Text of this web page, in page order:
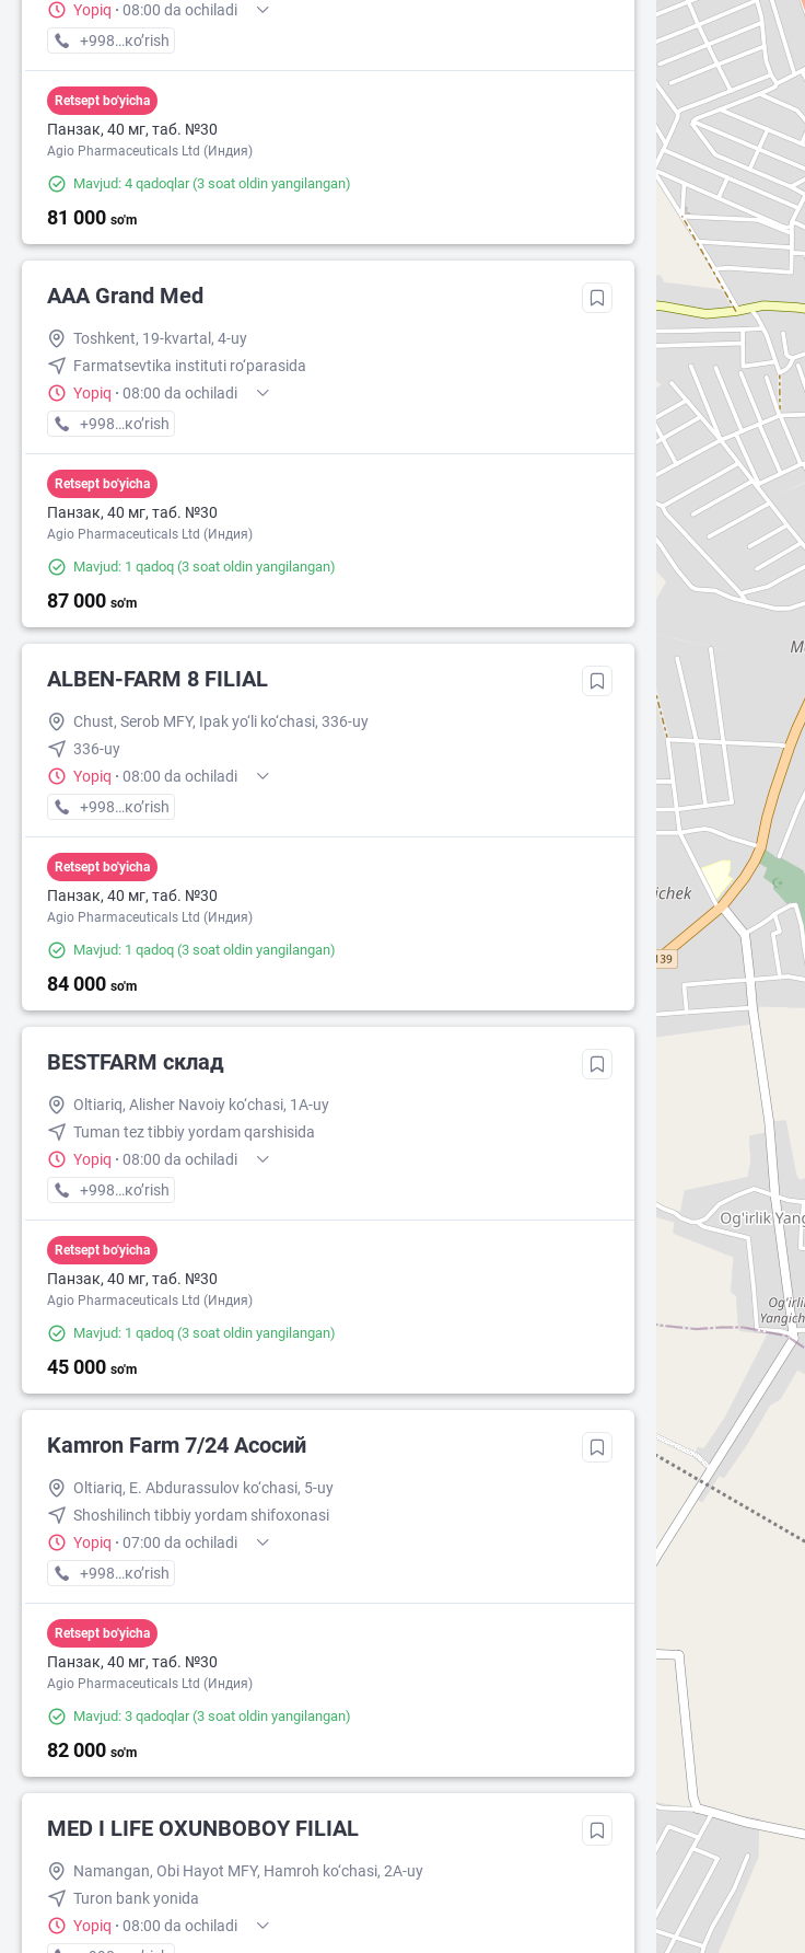
Yopiq · 08:00 da ochiladi
+998 (90) XXX-XX-XX
кo’rish
Retsept bo'yicha
Панзак, 40 мг, таб. №30
Agio Pharmaceuticals Ltd (Индия)
Mavjud: 4 qadoqlar(3 soat oldin yangilangan)
81 000 so'm
AAA Grand Med
Toshkent, 19-kvartal, 4-uy
Farmatsevtika instituti ro‘parasida
Yopiq · 08:00 da ochiladi
+998 (95) XXX-XX-XX
кo’rish
Retsept bo'yicha
Панзак, 40 мг, таб. №30
Agio Pharmaceuticals Ltd (Индия)
Mavjud: 1 qadoq (3 soat oldin yangilangan)
87 000 so'm
ALBEN-FARM 8 FILIAL
Chust, Serob MFY, Ipak yo‘li ko‘chasi, 336-uy
336-uy
Yopiq · 08:00 da ochiladi
+998 (33) XXX-XX-XX
кo’rish
Retsept bo'yicha
Панзак, 40 мг, таб. №30
Agio Pharmaceuticals Ltd (Индия)
Mavjud: 1 qadoq (3 soat oldin yangilangan)
84 000 so'm
BESTFARM склад
Oltiariq, Alisher Navoiy ko‘chasi, 1A-uy
Tuman tez tibbiy yordam qarshisida
Yopiq · 08:00 da ochiladi
+998 (91) XXX-XX-XX
кo’rish
Retsept bo'yicha
Панзак, 40 мг, таб. №30
Agio Pharmaceuticals Ltd (Индия)
Mavjud: 1 qadoq (3 soat oldin yangilangan)
45 000 so'm
Kamron Farm 7/24 Асосий
Oltiariq, E. Abdurassulov ko‘chasi, 5-uy
Shoshilinch tibbiy yordam shifoxonasi
Yopiq · 07:00 da ochiladi
+998 (91) XXX-XX-XX
кo’rish
Retsept bo'yicha
Панзак, 40 мг, таб. №30
Agio Pharmaceuticals Ltd (Индия)
Mavjud: 3 qadoqlar(3 soat oldin yangilangan)
82 000 so'm
MED I LIFE OXUNBOBOY FILIAL
Namangan, Obi Hayot MFY, Hamroh ko‘chasi, 2A-uy
Turon bank yonida
Yopiq · 08:00 da ochiladi